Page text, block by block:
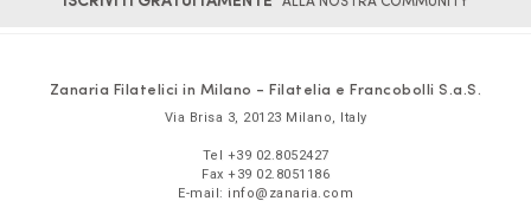
Zanaria Filatelici in Milano - Filatelia e Francobolli S.a.S.
Via Brisa 3, 20123 Milano, Italy
Tel +39 02.8052427
Fax +39 02.8051186
E-mail: info@zanaria.com